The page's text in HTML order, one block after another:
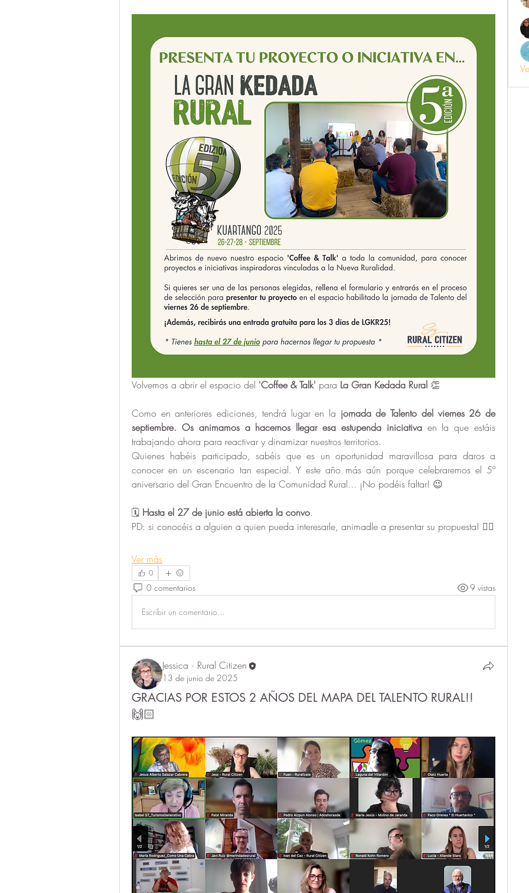
Volvemos a abrir el espacio del 'Coffee & Talk' para La Gran Kedada Rural 👏
Como en anteriores ediciones, tendrá lugar en la jornada de Talento del viernes 26 de
septiembre. Os animamos a hacernos llegar esa estupenda iniciativa en la que estáis
trabajando ahora para reactivar y dinamizar nuestros territorios.
Quienes habéis participado, sabéis que es un oportunidad maravillosa para daros a
conocer en un escenario tan especial. Y este año más aún porque celebraremos el 5º
aniversario del Gran Encuentro de la Comunidad Rural... ¡No podéis faltar! 😉
🗓️ Hasta el 27 de junio está abierta la convo.
PD: si conocéis a alguien a quien pueda interesarle, animadle a presentar su propuesta! 👇🏻
Ver más
0
0 comentarios 9 vistas
Escribir un comentario...
Jessica · Rural Citizen
13 de junio de 2025
GRACIAS POR ESTOS 2 AÑOS DEL MAPA DEL TALENTO RURAL!!
🙌🏻